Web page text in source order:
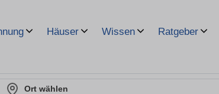
Häuser Wissen Ratgeber
Ort wählen